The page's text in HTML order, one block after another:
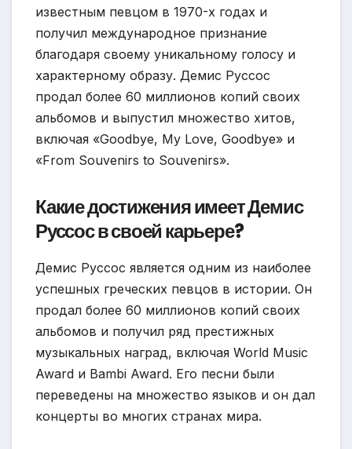
известным певцом в 1970-х годах и
получил международное признание
благодаря своему уникальному голосу и
характерному образу. Демис Руссос
продал более 60 миллионов копий своих
альбомов и выпустил множество хитов,
включая «Goodbye, My Love, Goodbye» и
«From Souvenirs to Souvenirs».
Какие достижения имеет Демис
Руссос в своей карьере?
Демис Руссос является одним из наиболее
успешных греческих певцов в истории. Он
продал более 60 миллионов копий своих
альбомов и получил ряд престижных
музыкальных наград, включая World Music
Award и Bambi Award. Его песни были
переведены на множество языков и он дал
концерты во многих странах мира.